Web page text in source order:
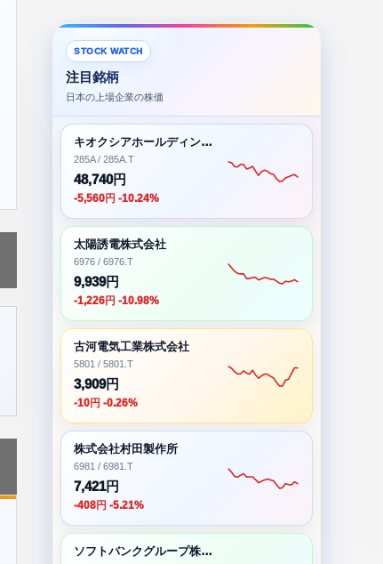
STOCK WATCH
注目銘柄
日本の上場企業の株価
キオクシアホールディングス株式会社
285A / 285A.T
48,740円
-5,560円 -10.24%
太陽誘電株式会社
6976 / 6976.T
9,939円
-1,226円 -10.98%
古河電気工業株式会社
5801 / 5801.T
3,909円
-10円 -0.26%
株式会社村田製作所
6981 / 6981.T
7,421円
-408円 -5.21%
ソフトバンクグループ株式会社